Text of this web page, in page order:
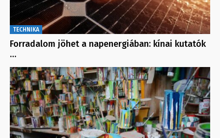
TECHNIKA
Forradalom jöhet a napenergiában: kínai kutatók
…